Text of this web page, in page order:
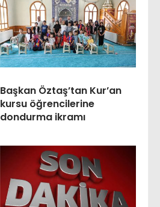
Başkan Öztaş’tan Kur’an
kursu öğrencilerine
dondurma ikramı